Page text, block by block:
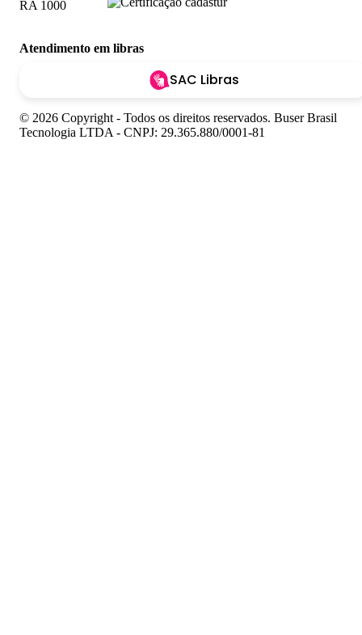
Atendimento em libras
SAC Libras
© 2026 Copyright - Todos os direitos reservados. Buser Brasil
Tecnologia LTDA - CNPJ: 29.365.880/0001-81